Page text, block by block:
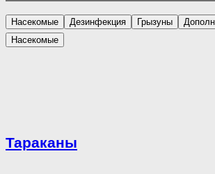
Насекомые Дезинфекция Грызуны
Насекомые
Тараканы